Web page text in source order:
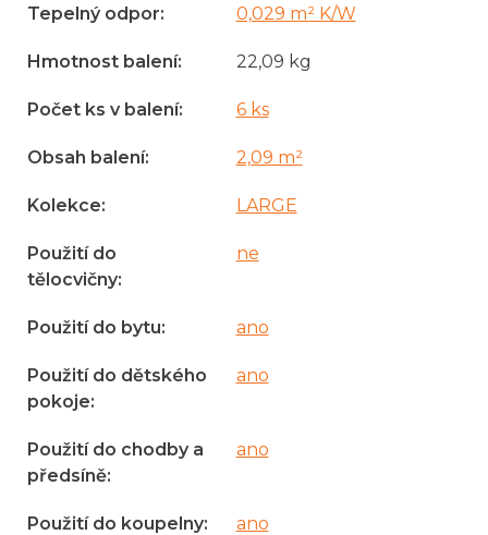
Tepelný odpor: 0,029 m² K/W
Hmotnost balení: 22,09 kg
Počet ks v balení: 6 ks
Obsah balení: 2,09 m²
Kolekce: LARGE
Použití do
tělocvičny:
ne
Použití do bytu: ano
Použití do dětského
pokoje:
ano
Použití do chodby a
předsíně:
ano
Použití do koupelny: ano